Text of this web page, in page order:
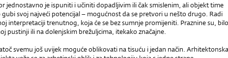
jednostavno je ispuniti i učiniti dopadljivim ili čak smislenim, ali objekt time
svoj najveći potencijal – mogućnost da se pretvori u nešto drugo. Radi
interpretaciji trenutnog, koja će se bez sumnje promijeniti. Praznine su, bilo
pustinji ili na dolenjskim brežuljcima, itekako značajne.
svemu još uvijek moguće oblikovati na tisuću i jedan način. Arhitektonska